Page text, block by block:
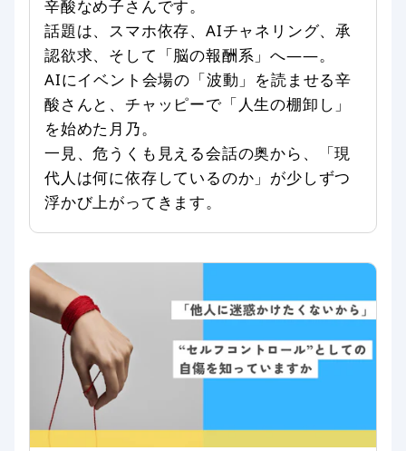
辛酸なめ子さんです。
話題は、スマホ依存、AIチャネリング、承
認欲求、そして「脳の報酬系」へ——。
AIにイベント会場の「波動」を読ませる辛
酸さんと、チャッピーで「人生の棚卸し」
を始めた月乃。
一見、危うくも見える会話の奥から、「現
代人は何に依存しているのか」が少しずつ
浮かび上がってきます。
2026/06/02 02:00月乃光司
全般